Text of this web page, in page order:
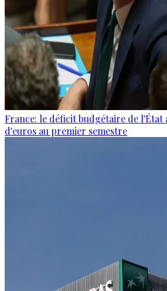
France: le déficit budgétaire de l'État
d'euros au premier semestre